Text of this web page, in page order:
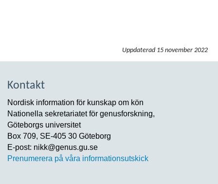
Uppdaterad 15 november 2022
Kontakt
Nordisk information för kunskap om kön
Nationella sekretariatet för genusforskning,
Göteborgs universitet
Box 709, SE-405 30 Göteborg
E-post: nikk@genus.gu.se
Prenumerera på våra informationsutskick